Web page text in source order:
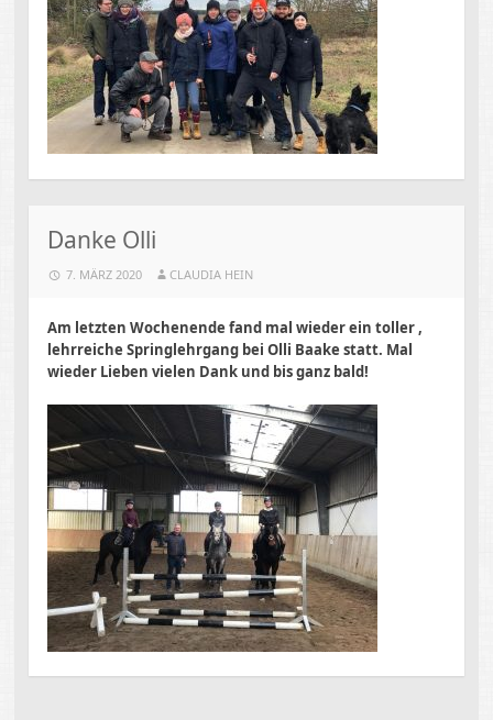
Danke Olli
7. MÄRZ 2020 CLAUDIA HEIN
Am letzten Wochenende fand mal wieder ein toller ,
lehrreiche Springlehrgang bei Olli Baake statt. Mal
wieder Lieben vielen Dank und bis ganz bald!